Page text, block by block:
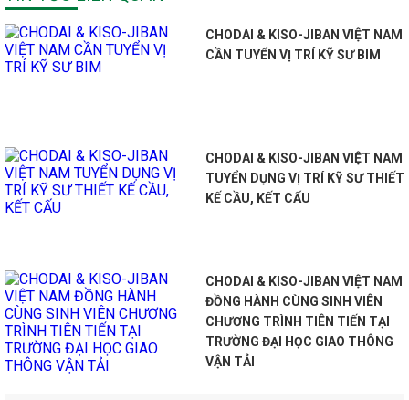
CHODAI & KISO-JIBAN VIỆT NAM
CẦN TUYỂN VỊ TRÍ KỸ SƯ BIM
CHODAI & KISO-JIBAN VIỆT NAM
TUYỂN DỤNG VỊ TRÍ KỸ SƯ THIẾT
KẾ CẦU, KẾT CẤU
CHODAI & KISO-JIBAN VIỆT NAM
ĐỒNG HÀNH CÙNG SINH VIÊN
CHƯƠNG TRÌNH TIÊN TIẾN TẠI
TRƯỜNG ĐẠI HỌC GIAO THÔNG
VẬN TẢI